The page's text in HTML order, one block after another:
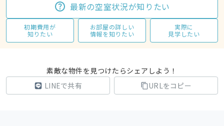
最新の空室状況が知りたい
初期費用が
知りたい
お部屋の詳しい
情報を知りたい
実際に
見学したい
素敵な物件を見つけたらシェアしよう！
LINEで共有
URLをコピー